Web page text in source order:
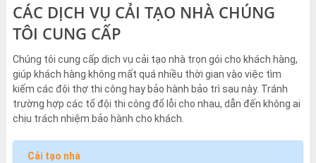
CÁC DỊCH VỤ CẢI TẠO NHÀ CHÚNG
TÔI CUNG CẤP
Chúng tôi cung cấp dịch vụ cải tạo nhà trọn gói cho khách hàng,
giúp khách hàng không mất quá nhiều thời gian vào việc tìm
kiếm các đội thợ thi công hay bảo hành bảo trì sau này. Tránh
trường hợp các tổ đội thi công đổ lỗi cho nhau, dẫn đến không ai
chịu trách nhiệm bảo hành cho khách.
Cải tạo nhà